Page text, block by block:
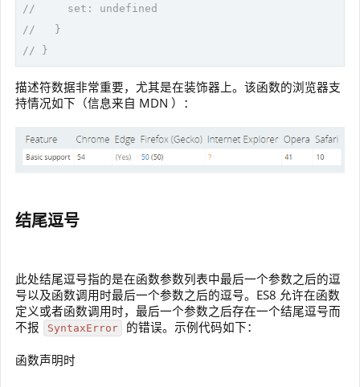
//     set: undefined
//   }
// }
描述符数据非常重要，尤其是在装饰器上。该函数的浏览器支
持情况如下（信息来自 MDN ）：
结尾逗号
此处结尾逗号指的是在函数参数列表中最后一个参数之后的逗
号以及函数调用时最后一个参数之后的逗号。ES8 允许在函数
定义或者函数调用时，最后一个参数之后存在一个结尾逗号而
不报
SyntaxError 的错误。示例代码如下：
函数声明时